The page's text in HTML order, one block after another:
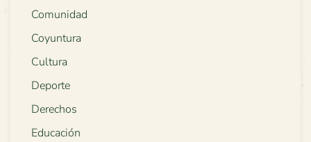
Comunidad
Coyuntura
Cultura
Deporte
Derechos
Educación